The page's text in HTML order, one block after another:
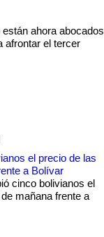
ahora abocados
afrontar el tercer
el precio de las
a Bolívar
cinco bolivianos el
mañana frente a